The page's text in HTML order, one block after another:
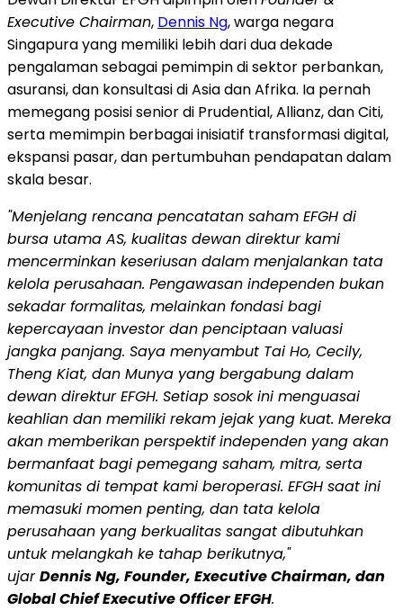
Executive Chairman, Dennis Ng, warga negara
Singapura yang memiliki lebih dari dua dekade
pengalaman sebagai pemimpin di sektor perbankan,
asuransi, dan konsultasi di Asia dan Afrika. Ia pernah
memegang posisi senior di Prudential, Allianz, dan Citi,
serta memimpin berbagai inisiatif transformasi digital,
ekspansi pasar, dan pertumbuhan pendapatan dalam
skala besar.
"Menjelang rencana pencatatan saham EFGH di
bursa utama AS, kualitas dewan direktur kami
mencerminkan keseriusan dalam menjalankan tata
kelola perusahaan. Pengawasan independen bukan
sekadar formalitas, melainkan fondasi bagi
kepercayaan investor dan penciptaan valuasi
jangka panjang. Saya menyambut Tai Ho, Cecily,
Theng Kiat, dan Munya yang bergabung dalam
dewan direktur EFGH. Setiap sosok ini menguasai
keahlian dan memiliki rekam jejak yang kuat. Mereka
akan memberikan perspektif independen yang akan
bermanfaat bagi pemegang saham, mitra, serta
komunitas di tempat kami beroperasi. EFGH saat ini
memasuki momen penting, dan tata kelola
perusahaan yang berkualitas sangat dibutuhkan
untuk melangkah ke tahap berikutnya,"
ujarDennis Ng, Founder, Executive Chairman, dan
Global Chief Executive Officer EFGH.